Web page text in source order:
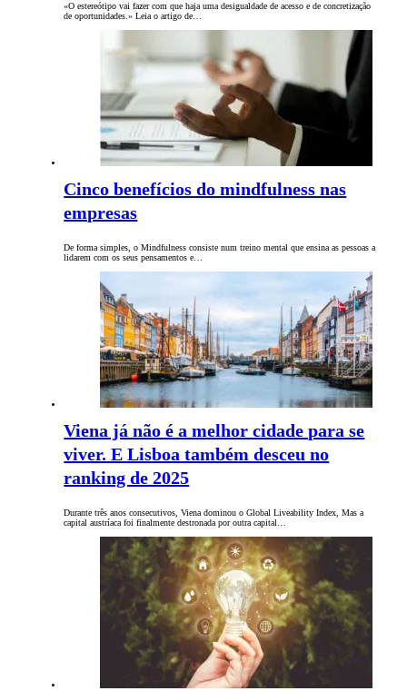
«O estereótipo vai fazer com que haja uma desigualdade de acesso e de concretização
de oportunidades.» Leia o artigo de…
Cinco benefícios do mindfulness nas
empresas
De forma simples, o Mindfulness consiste num treino mental que ensina as pessoas a
lidarem com os seus pensamentos e…
Viena já não é a melhor cidade para se
viver. E Lisboa também desceu no
ranking de 2025
Durante três anos consecutivos, Viena dominou o Global Liveability Index, Mas a
capital austríaca foi finalmente destronada por outra capital…